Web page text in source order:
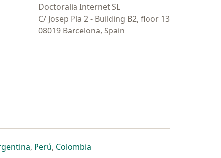
Doctoralia Internet SL
C/ Josep Pla 2 - Building B2, floor 13
08019 Barcelona, Spain
pestaña
una nueva pestaña
en una nueva pestaña
se abre en una nueva pestaña
, Perúse abre en una nueva pestaña
, Colombiase abre en una nueva pestaña